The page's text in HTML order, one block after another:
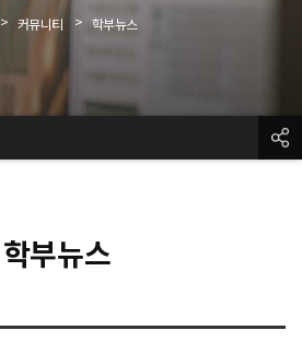
> 커뮤니티 > 학부뉴스
학부뉴스